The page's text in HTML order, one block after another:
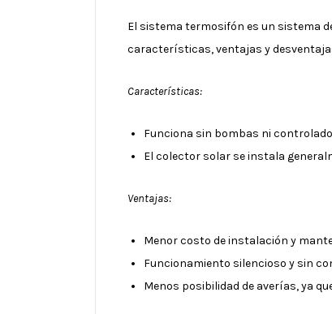
El sistema termosifón es un sistema
características, ventajas y
Características:
Funciona sin bombas ni
El colector solar se instala
Ventajas:
Menor costo de instalación y
Funcionamiento silencioso y sin
Menos posibilidad de averías, ya